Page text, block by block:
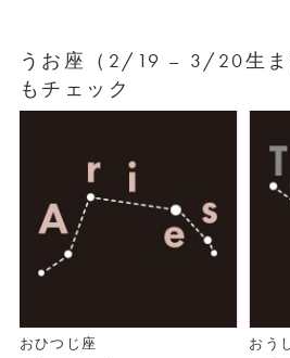
うお座（2/19 – 3/20生ま
もチェック
おひつじ座 おう